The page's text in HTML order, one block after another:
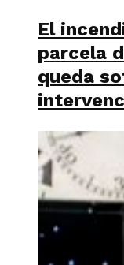
El
parcela
queda